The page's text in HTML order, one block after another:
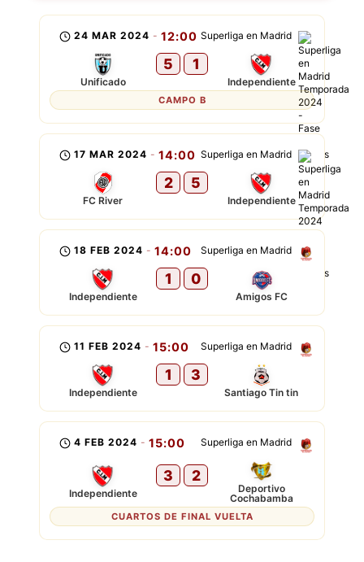
Superliga en Madrid
24 MAR 2024 - 12:00
Unificado
5 1
Independiente
CAMPO B
Superliga en Madrid
17 MAR 2024 - 14:00
FC River
2 5
Independiente
Superliga en Madrid
18 FEB 2024 - 14:00
Independiente
1 0
Amigos FC
Superliga en Madrid
11 FEB 2024 - 15:00
Independiente
1 3
Santiago Tin tin
Superliga en Madrid
4 FEB 2024 - 15:00
Independiente
3 2
Deportivo
Cochabamba
CUARTOS DE FINAL VUELTA